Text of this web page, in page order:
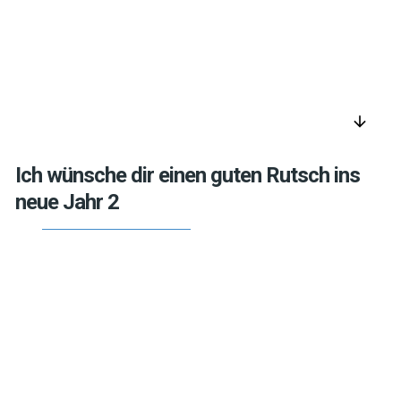
arrow_downward
Ich wünsche dir einen guten Rutsch ins
neue Jahr 2